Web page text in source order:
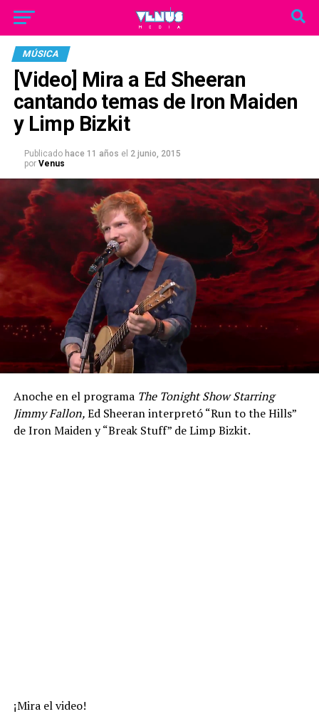
MÚSICA
[Video] Mira a Ed Sheeran
cantando temas de Iron Maiden
y Limp Bizkit
Publicado hace 11 años el 2 junio, 2015
por Venus
Anoche en el programa The Tonight Show Starring
Jimmy Fallon,Ed Sheeran interpretó “Run to the Hills”
de Iron Maiden y “Break Stuff” de Limp Bizkit.
¡Mira el video!